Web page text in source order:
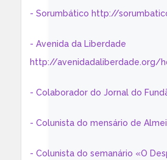
- Sorumbático http://
- Avenida da Liberdade
http://avenidadaliberdade.org/
- Colaborador do Jornal do
- Colunista do mensário de
- Colunista do semanário «O